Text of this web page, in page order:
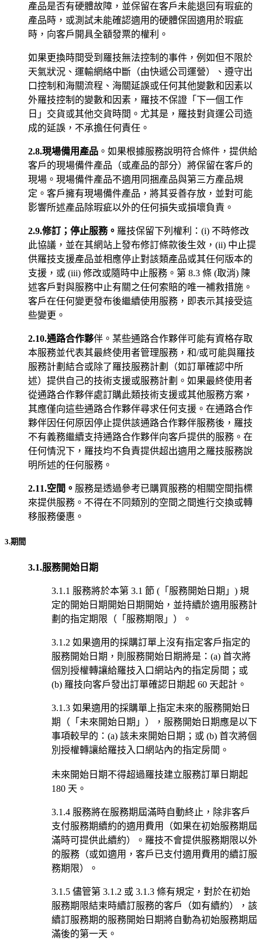
產品是否有硬體故障，並保留在客戶未能退回有瑕疵的
產品時，或測試未能確認適用的硬體保固適用於瑕疵
時，向客戶開具全額發票的權利。
如果更換時間受到羅技無法控制的事件，例如但不限於
天氣狀況、運輸網絡中斷（由快遞公司運營）、遵守出
口控制和海關流程、海關延誤或任何其他變數和因素以
外羅技控制的變數和因素，羅技不保證「下一個工作
日」交貨或其他交貨時間。尤其是，羅技對貨運公司造
成的延誤，不承擔任何責任。
2.8.現場備用產品 。如果根據服務說明符合條件，提供給
客戶的現場備件產品（或產品的部分）將保留在客戶的
現場。現場備件產品不適用同捆產品與第三方產品規
定。客戶擁有現場備件產品，將其妥善存放，並對可能
影響所述產品除瑕疵以外的任何損失或損壞負責。
2.9.修訂；停止服務。 羅技保留下列權利：(i) 不時修改
此協議，並在其網站上發布修訂條款後生效，(ii) 中止提
供羅技支援產品並相應停止對該類產品或其任何版本的
支援，或 (iii) 修改或隨時中止服務。第 8.3 條 (取消) 陳
述客戶對與服務中止有關之任何索賠的唯一補救措施。
客戶在任何變更發布後繼續使用服務，即表示其接受這
些變更。
2.10.通路合作夥伴。某些通路合作夥伴可能有資格存取
本服務並代表其最終使用者管理服務，和/或可能與羅技
服務計劃結合或除了羅技服務計劃（如訂單確認中所
述）提供自己的技術支援或服務計劃。如果最終使用者
從通路合作夥伴處訂購此類技術支援或其他服務方案，
其應僅向這些通路合作夥伴尋求任何支援。在通路合作
夥伴因任何原因停止提供該通路合作夥伴服務後，羅技
不有義務繼續支持通路合作夥伴向客戶提供的服務。在
任何情況下，羅技均不負責提供超出適用之羅技服務說
明所述的任何服務。
2.11.空間。 服務是透過參考已購買服務的相關空間指標
來提供服務。不得在不同類別的空間之間進行交換或轉
移服務優惠。
3.期間
3.1.服務開始日期
3.1.1 服務將於本第 3.1 節 (「服務開始日期」) 規
定的開始日期開始日期開始，並持續於適用服務計
劃的指定期限（「服務期限」）。
3.1.2 如果適用的採購訂單上沒有指定客戶指定的
服務開始日期，則服務開始日期將是：(a) 首次將
個別授權轉讓給羅技入口網站內的指定房間；或
(b) 羅技向客戶發出訂單確認日期起 60 天起計。
3.1.3 如果適用的採購單上指定未來的服務開始日
期（「未來開始日期」），服務開始日期應是以下
事項較早的：(a) 該未來開始日期；或 (b) 首次將個
別授權轉讓給羅技入口網站內的指定房間。
未來開始日期不得超過羅技建立服務訂單日期起
180 天。
3.1.4 服務將在服務期屆滿時自動終止，除非客戶
支付服務期續約的適用費用（如果在初始服務期屆
滿時可提供此續約）。羅技不會提供服務期限以外
的服務（或如適用，客戶已支付適用費用的續訂服
務期限）。
3.1.5 儘管第 3.1.2 或 3.1.3 條有規定，對於在初始
服務期限結束時續訂服務的客戶（如有續約），該
續訂服務期的服務開始日期將自動為初始服務期屆
滿後的第一天。